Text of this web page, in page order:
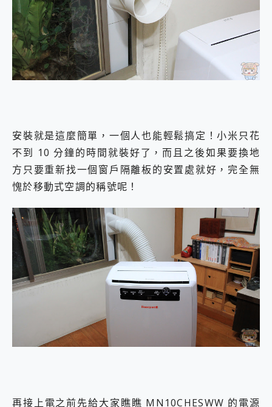
安裝就是這麼簡單，一個人也能輕鬆搞定！小米只花
不到 10 分鐘的時間就裝好了，而且之後如果要換地
方只要重新找一個窗戶隔離板的安置處就好，完全無
愧於移動式空調的稱號呢！
再接上電之前先給大家瞧瞧 MN10CHESWW 的電源